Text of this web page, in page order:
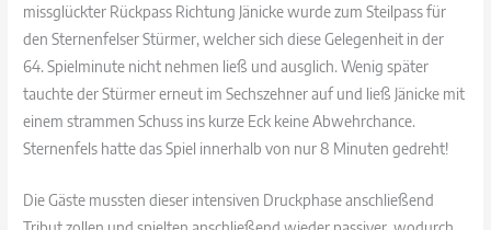
missglückter Rückpass Richtung Jänicke wurde zum Steilpass für
den Sternenfelser Stürmer, welcher sich diese Gelegenheit in der
64. Spielminute nicht nehmen ließ und ausglich. Wenig später
tauchte der Stürmer erneut im Sechszehner auf und ließ Jänicke mit
einem strammen Schuss ins kurze Eck keine Abwehrchance.
Sternenfels hatte das Spiel innerhalb von nur 8 Minuten gedreht!
Die Gäste mussten dieser intensiven Druckphase anschließend